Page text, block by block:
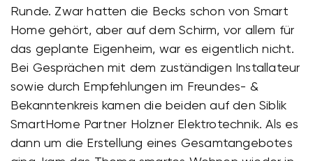
Runde. Zwar hatten die Becks schon von Smart
Home gehört, aber auf dem Schirm, vor allem für
das geplante Eigenheim, war es eigentlich nicht.
Bei Gesprächen mit dem zuständigen Installateur
sowie durch Empfehlungen im Freundes- &
Bekanntenkreis kamen die beiden auf den Siblik
SmartHome Partner Holzner Elektrotechnik. Als es
dann um die Erstellung eines Gesamtangebotes